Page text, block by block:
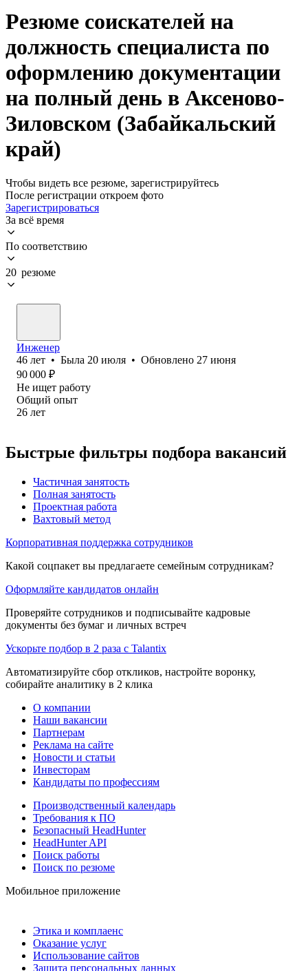
Резюме соискателей на
должность специалиста по
оформлению документации
на полный день в Аксеново-
Зиловском (Забайкальский
край)
Чтобы видеть все резюме, зарегистрируйтесь
После регистрации откроем фото
Зарегистрироваться
За всё время
По соответствию
20 резюме
Инженер
46 лет • Была 20 июля • Обновлено 27 июня
90 000 ₽
Не ищет работу
Общий опыт
26 лет
Быстрые фильтры подбора вакансий
Частичная занятость
Полная занятость
Проектная работа
Вахтовый метод
Корпоративная поддержка сотрудников
Какой соцпакет вы предлагаете семейным сотрудникам?
Оформляйте кандидатов онлайн
Проверяйте сотрудников и подписывайте кадровые
документы без бумаг и личных встреч
Ускорьте подбор в 2 раза с Talantix
Автоматизируйте сбор откликов, настройте воронку,
собирайте аналитику в 2 клика
О компании
Наши вакансии
Партнерам
Реклама на сайте
Новости и статьи
Инвесторам
Кандидаты по профессиям
Производственный календарь
Требования к ПО
Безопасный HeadHunter
HeadHunter API
Поиск работы
Поиск по резюме
Мобильное приложение
Этика и комплаенс
Оказание услуг
Использование сайтов
Защита персональных данных